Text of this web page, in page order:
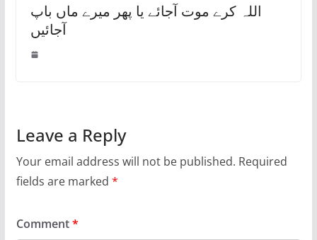
اللہ کرے موت آجائے یا پھر میرے ماں باپ
آجائیں
Leave a Reply
Your email address will not be published. Required
fields are marked *
Comment*